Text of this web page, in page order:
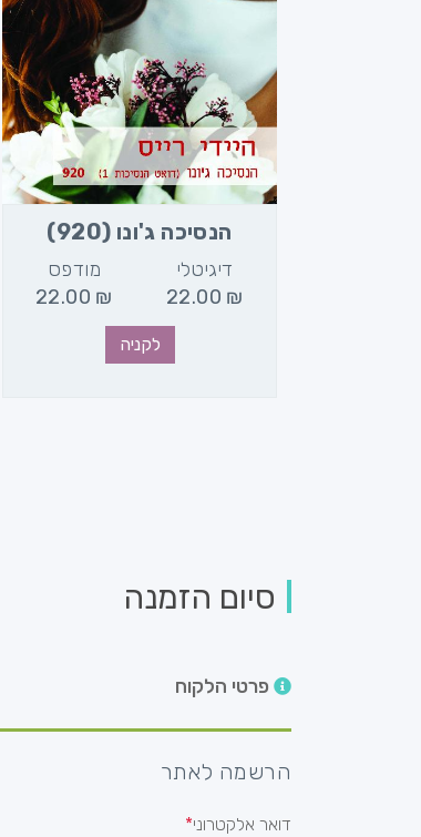
הנסיכה ג'ונו (920)
מודפס
22.00 ₪
דיגיטלי
22.00 ₪
לקניה
סיום הזמנה
פרטי הלקוח
הרשמה לאתר
דואר אלקטרוני